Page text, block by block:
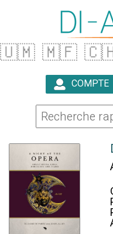
🇺🇲 🇲🇫
COMPTE